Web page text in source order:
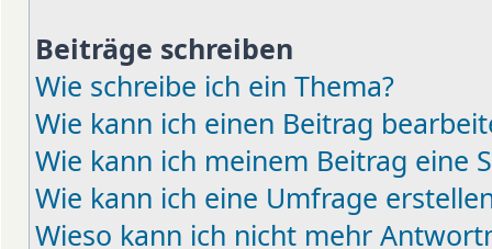
Beiträge schreiben
Wie schreibe ich ein Thema?
Wie kann ich einen Beitrag
Wie kann ich meinem Beitrag eine
Wie kann ich eine Umfrage
Wieso kann ich nicht mehr